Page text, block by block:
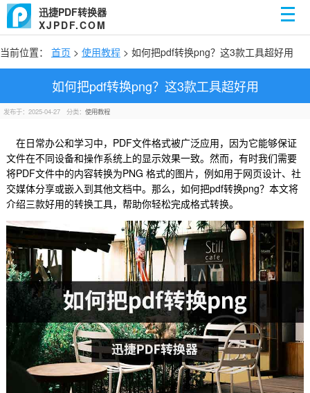
迅捷PDF转换器
XJPDF.COM
当前位置： 首页 > 使用教程 > 如何把pdf转换png？这3款工具超好用
如何把pdf转换png？这3款工具超好用
发布于：2025-04-27 分类：使用教程
在日常办公和学习中，PDF文件格式被广泛应用，因为它能够保证
文件在不同设备和操作系统上的显示效果一致。然而，有时我们需要
将PDF文件中的内容转换为PNG 格式的图片，例如用于网页设计、社
交媒体分享或嵌入到其他文档中。那么，如何把pdf转换png？本文将
介绍三款好用的转换工具，帮助你轻松完成格式转换。